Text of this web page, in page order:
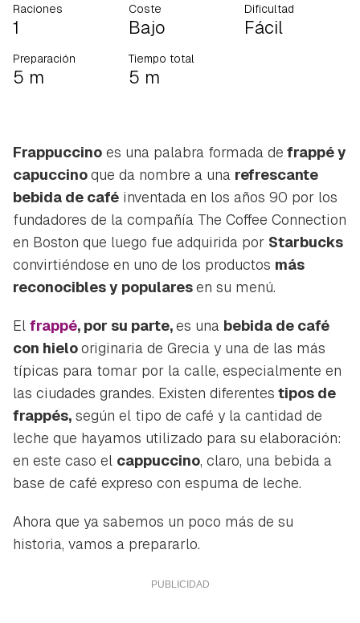
Raciones
1
Coste
Bajo
Dificultad
Fácil
Preparación
5 m
Tiempo total
5 m
Frappuccino es una palabra formada de frappéy
capuccinoque da nombre a una refrescante
bebida de café inventada en los años 90 por los
fundadores de la compañía The Coffee Connection
en Boston que luego fue adquirida por Starbucks
convirtiéndose en uno de los productos más
reconocibles y popularesen su menú.
El frappé, por su parte,es una bebida de café
con hielooriginaria de Grecia y una de las más
típicas para tomar por la calle, especialmente en
las ciudades grandes. Existen diferentes tipos de
frappés, según el tipo de café y la cantidad de
leche que hayamos utilizado para su elaboración:
en este caso el cappuccino, claro, una bebida a
base de café expreso con espuma de leche.
Ahora que ya sabemos un poco más de su
historia, vamos a prepararlo.